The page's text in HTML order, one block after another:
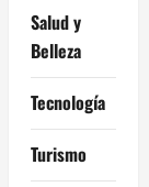
Salud y
Belleza
Tecnología
Turismo